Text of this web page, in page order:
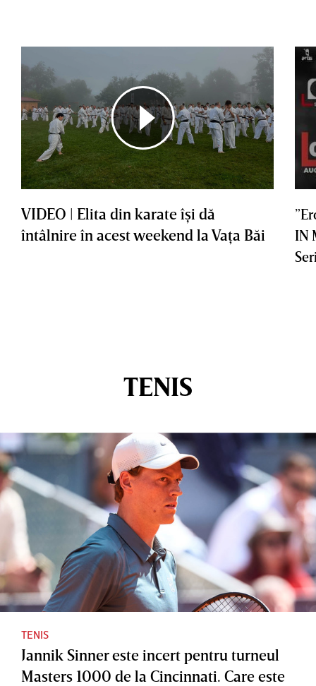
VIDEO | Elita din karate îşi dă
întâlnire în acest weekend la Vaţa Băi
IN
TENIS
TENIS
Jannik Sinner este incert pentru turneul
Masters 1000 de la Cincinnati. Care este